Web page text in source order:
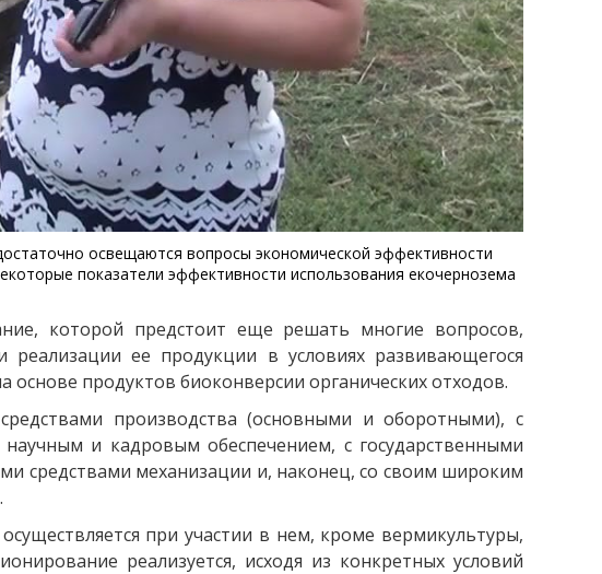
освещаются вопросы экономической эффективности
показатели эффективности использования екочернозема
которой предстоит еще решать многие вопросов,
ее продукции в условиях развивающегося
продуктов биоконверсии органических отходов.
производства (основными и оборотными), с
и кадровым обеспечением, с государственными
средствами механизации и, наконец, со своим широким
при участии в нем, кроме вермикультуры,
реализуется, исходя из конкретных условий